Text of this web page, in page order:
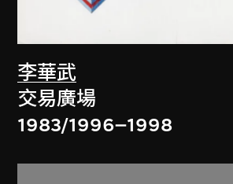
李華武
交易廣場
1983/1996–1998